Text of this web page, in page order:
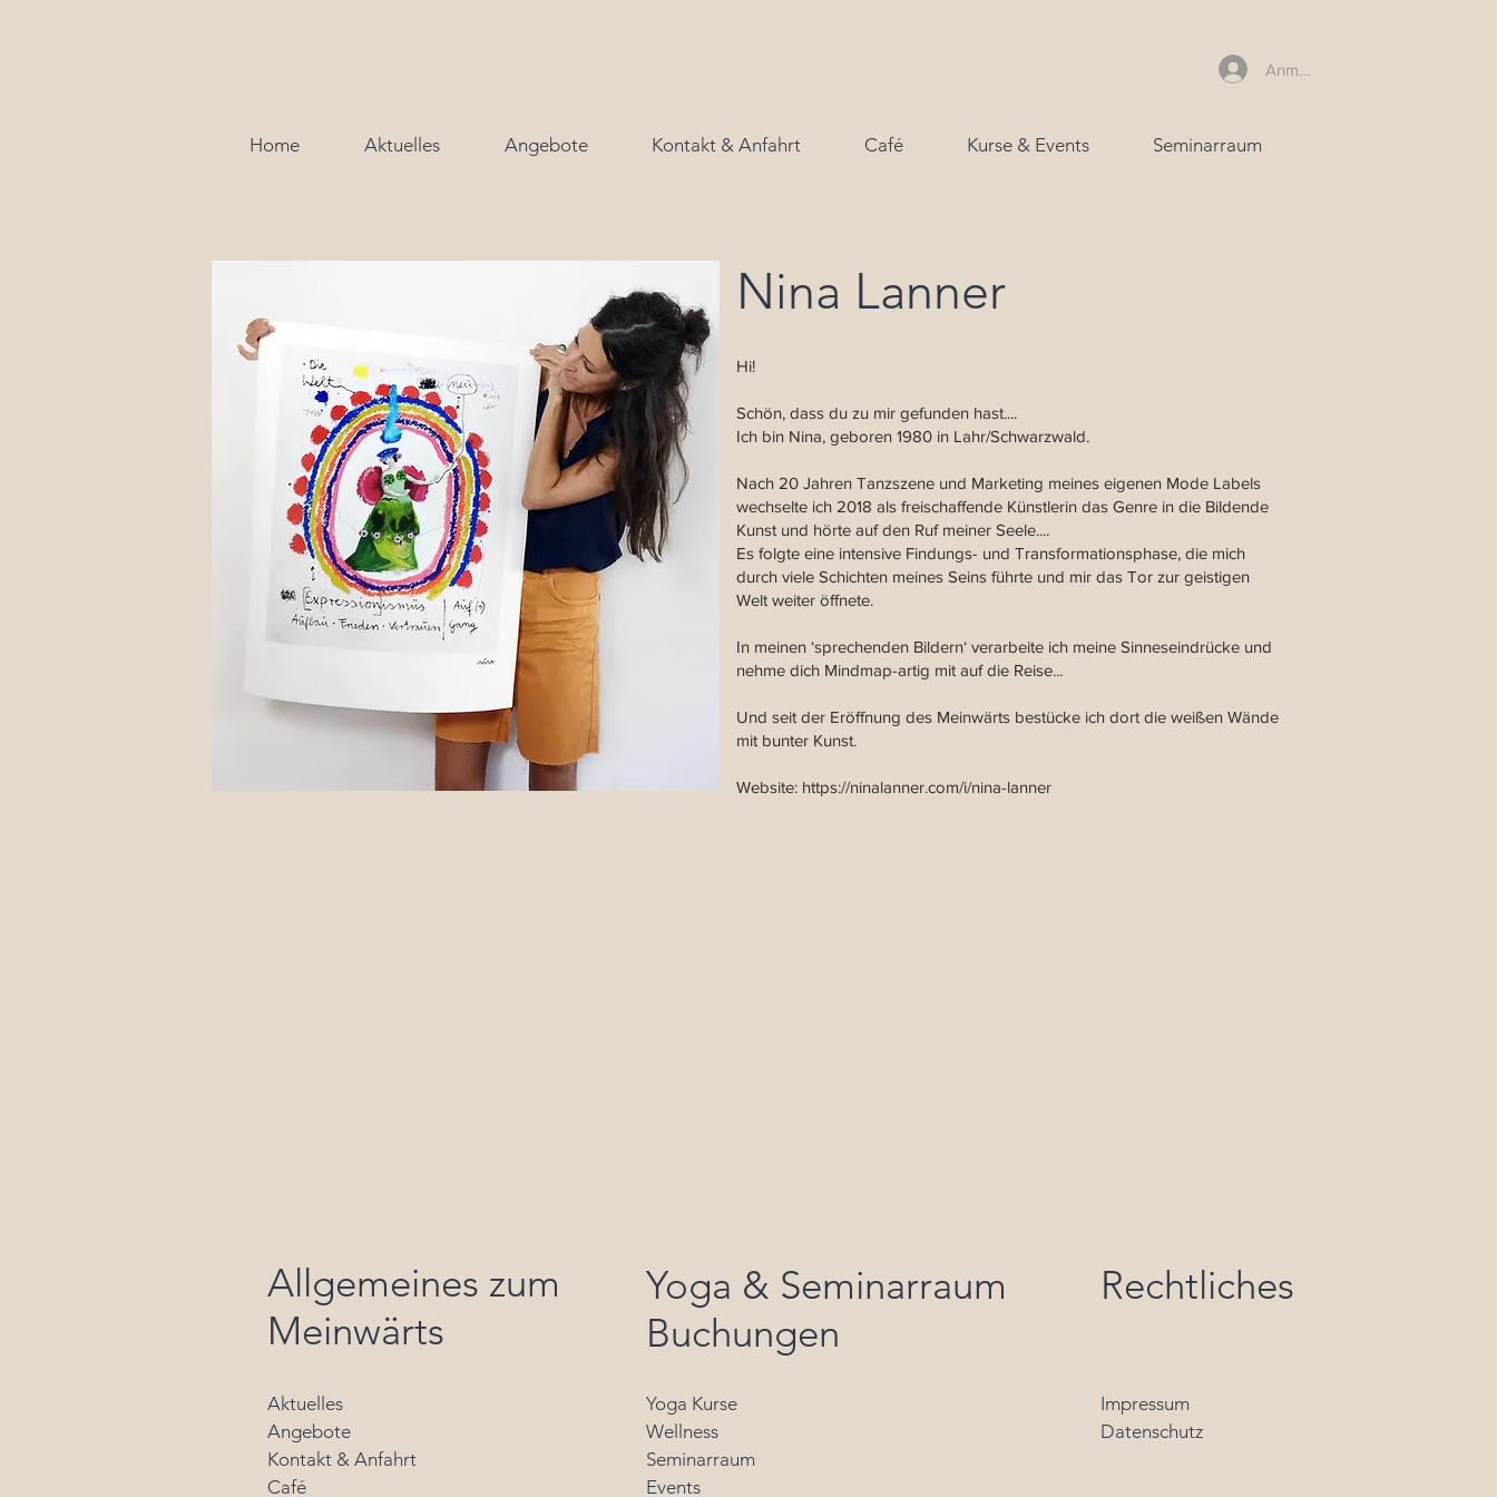
Anmelden
Home Aktuelles Angebote Kontakt & Anfahrt Café Kurse & Events Seminarraum
Nina Lanner
Hi!
Schön, dass du zu mir gefunden hast....
Ich bin Nina, geboren 1980 in Lahr/Schwarzwald.
Nach 20 Jahren Tanzszene und Marketing meines eigenen Mode Labels
wechselte ich 2018 als freischaffende Künstlerin das Genre in die Bildende
Kunst und hörte auf den Ruf meiner Seele....
Es folgte eine intensive Findungs- und Transformationsphase, die mich
durch viele Schichten meines Seins führte und mir das Tor zur geistigen
Welt weiter öffnete.
In meinen ‘sprechenden Bildern‘ verarbeite ich meine Sinneseindrücke und
nehme dich Mindmap-artig mit auf die Reise...
Und seit der Eröffnung des Meinwärts bestücke ich dort die weißen Wände
mit bunter Kunst.
Website: https://ninalanner.com/i/nina-lanner
Allgemeines zum
Meinwärts
Yoga & Seminarraum
Buchungen
Rechtliches
Aktuelles
Angebote
Kontakt & Anfahrt
Café
Yoga Kurse
Wellness
Seminarraum
Events
Impressum
Datenschutz